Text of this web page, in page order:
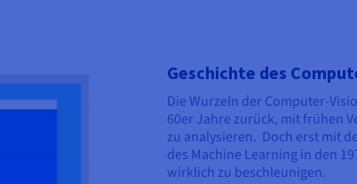
Geschichte des
Die Wurzeln der Computer-
60er Jahre zurück, mit frühen
zu analysieren. Doch erst mit
des Machine Learning in den
wirklich zu beschleunigen.